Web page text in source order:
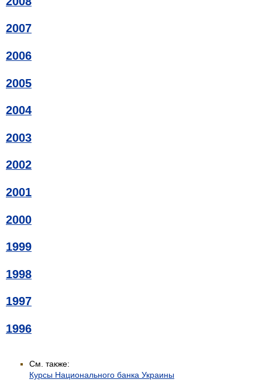
2007
2006
2005
2004
2003
2002
2001
2000
1999
1998
1997
1996
См. также:
Курсы Национального банка Украины